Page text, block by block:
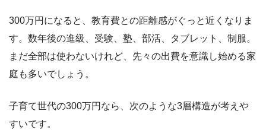
300万円になると、教育費との距離感がぐっと近くなりま
す。数年後の進級、受験、塾、部活、タブレット、制服。
まだ全部は使わないけれど、先々の出費を意識し始める家
庭も多いでしょう。
子育て世代の300万円なら、次のような3層構造が考えや
すいです。